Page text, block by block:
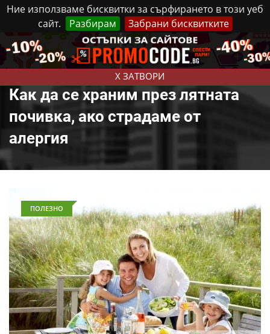
Ние използваме бисквитки за сърфирането в този уеб
сайт.
Разбирам Забрани бисквитките
X ЗАТВОРИ
Събота, 8 Август, 2026 Реклама Контакти
Как да се храним през лятната
почивка, ако страдаме от
алергия
ПОЛЕЗНО